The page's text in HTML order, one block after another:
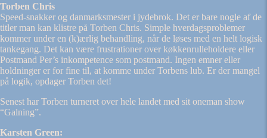
Torben Chris
Speed-snakker og danmarksmester i jydebrok. Det er bare nogle af de
titler man kan klistre på Torben Chris. Simple hverdagsproblemer
kommer under en (k)ærlig behandling, når de løses med en helt logisk
tankegang. Det kan være frustrationer over køkkenrulleholdere eller
Postmand Per’s inkompetence som postmand. Ingen emner eller
holdninger er for fine til, at komme under Torbens lub. Er der mangel
på logik, opdager Torben det!
Senest har Torben turneret over hele landet med sit oneman show
“Galning”.
Karsten Green: